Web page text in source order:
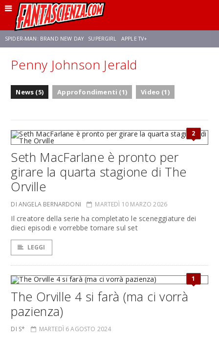
SPIDER-MAN: BRAND NEW DAY SUPERGIRL APPLE TV+
FRANCO RICCIARDIELLO ZENDAYA STAR TREK AVENGERS: DOOMSDAY
Penny Johnson Jerald
News (5) Approfondimenti (1) Video (1)
2
Seth MacFarlane è pronto per
girare la quarta stagione di The
Orville
DI ANGELA BERNARDONI MARTEDÌ 10 MARZO 2026
Il creatore della serie ha completato le sceneggiature dei
dieci episodi e vorrebbe tornare sul set
LEGGI
1
The Orville 4 si farà (ma ci vorrà
pazienza)
DI S* MARTEDÌ 6 AGOSTO 2024